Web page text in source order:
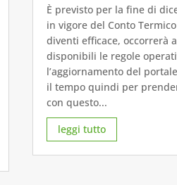
È previsto per la fine di
in vigore del Conto
diventi efficace, occorrerà
disponibili le regole
l’aggiornamento del
il tempo quindi per
con questo...
leggi tutto